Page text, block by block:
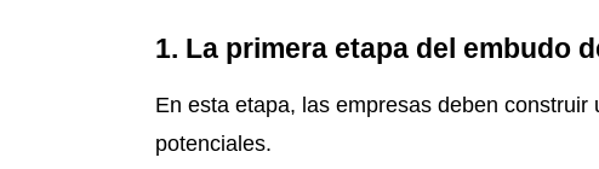
1. La primera etapa del embudo
En esta etapa, las empresas deben
potenciales.